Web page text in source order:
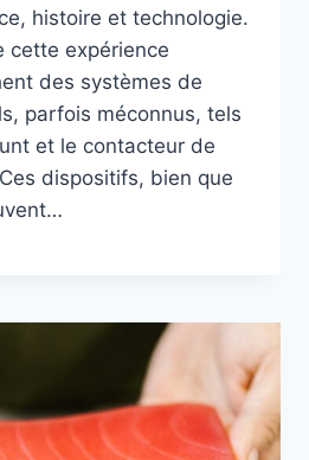
histoire et technologie.
cette expérience
des systèmes de
parfois méconnus, tels
et le contacteur de
dispositifs, bien que